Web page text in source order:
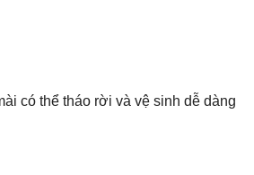
có thể tháo rời và vệ sinh dễ dàng